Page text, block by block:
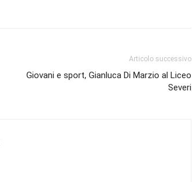
Articolo successivo
Giovani e sport, Gianluca Di Marzio al Liceo
Severi